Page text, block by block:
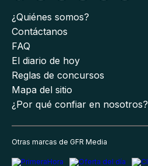
¿Quiénes somos?
Contáctanos
FAQ
El diario de hoy
Reglas de concursos
Mapa del sitio
¿Por qué confiar en nosotros?
Otras marcas de GFR Media